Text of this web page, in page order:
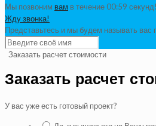
Мы позвоним вам в течение 00:59 секунд!
Жду звонка!
Представьтесь и мы будем называть вас
Заказать расчет стоимости
Заказать расчет
У вас уже есть готовый проект?